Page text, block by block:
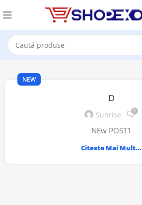
NEW
D
Sunrise 0
NEw POST1
Citeste Mai Mult...